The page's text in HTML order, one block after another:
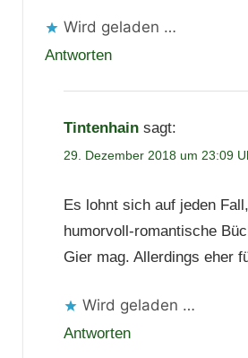
Wird geladen …
Antworten
Tintenhain sagt:
29. Dezember 2018 um 23:09
Es lohnt sich auf jeden
humorvoll-romantische
Gier mag. Allerdings eher
Wird geladen …
Antworten